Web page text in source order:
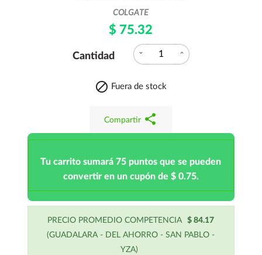
COLGATE
$ 75.32
Cantidad expand_more expand_less
 Fuera de stock
Compartir share
Tu carrito sumará 75 puntos que se pueden
convertir en un cupón de $ 0.75.
PRECIO PROMEDIO COMPETENCIA
$ 84.17
(GUADALARA - DEL AHORRO - SAN PABLO -
YZA)